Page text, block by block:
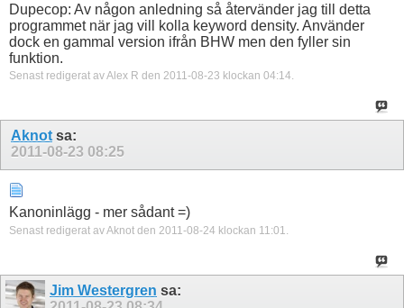
Dupecop: Av någon anledning så återvänder jag till detta
programmet när jag vill kolla keyword density. Använder
dock en gammal version ifrån BHW men den fyller sin
funktion.
Senast redigerat av Alex R den 2011-08-23 klockan 04:14.
Aknot sa:
2011-08-23 08:25
Kanoninlägg - mer sådant =)
Senast redigerat av Aknot den 2011-08-24 klockan 11:01
Jim Westergren sa: